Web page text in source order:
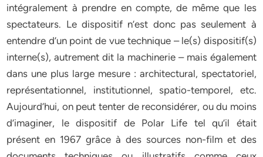
intégralement à prendre en compte, de même que les
spectateurs. Le dispositif n’est donc pas seulement à
entendre d’un point de vue technique – le(s) dispositif(s)
interne(s), autrement dit la machinerie – mais également
dans une plus large mesure : architectural, spectatoriel,
représentationnel, institutionnel, spatio-temporel, etc.
Aujourd’hui, on peut tenter de reconsidérer, ou du moins
d’imaginer, le dispositif de Polar Life tel qu’il était
présent en 1967 grâce à des sources non-film et des